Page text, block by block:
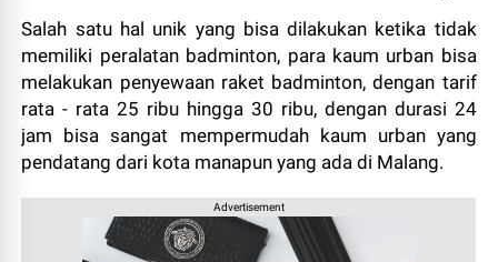
Salah satu hal unik yang bisa dilakukan ketika tidak
memiliki peralatan badminton, para kaum urban bisa
melakukan penyewaan raket badminton, dengan tarif
rata - rata 25 ribu hingga 30 ribu, dengan durasi 24
jam bisa sangat mempermudah kaum urban yang
pendatang dari kota manapun yang ada di Malang.
Advertisement